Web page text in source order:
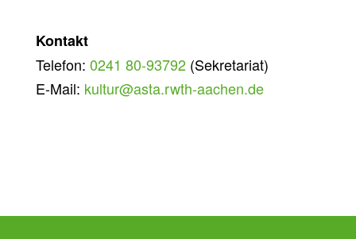
Kontakt
Telefon: 0241 80-93792(Sekretariat)
E-Mail: kultur@asta.rwth-aachen.de